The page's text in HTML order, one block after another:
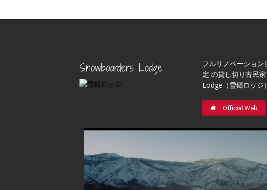
Snowboarders Lodge
フルリノベーション
定 の貸し切り古民
Lodge（雪郷ロッジ
Official Web